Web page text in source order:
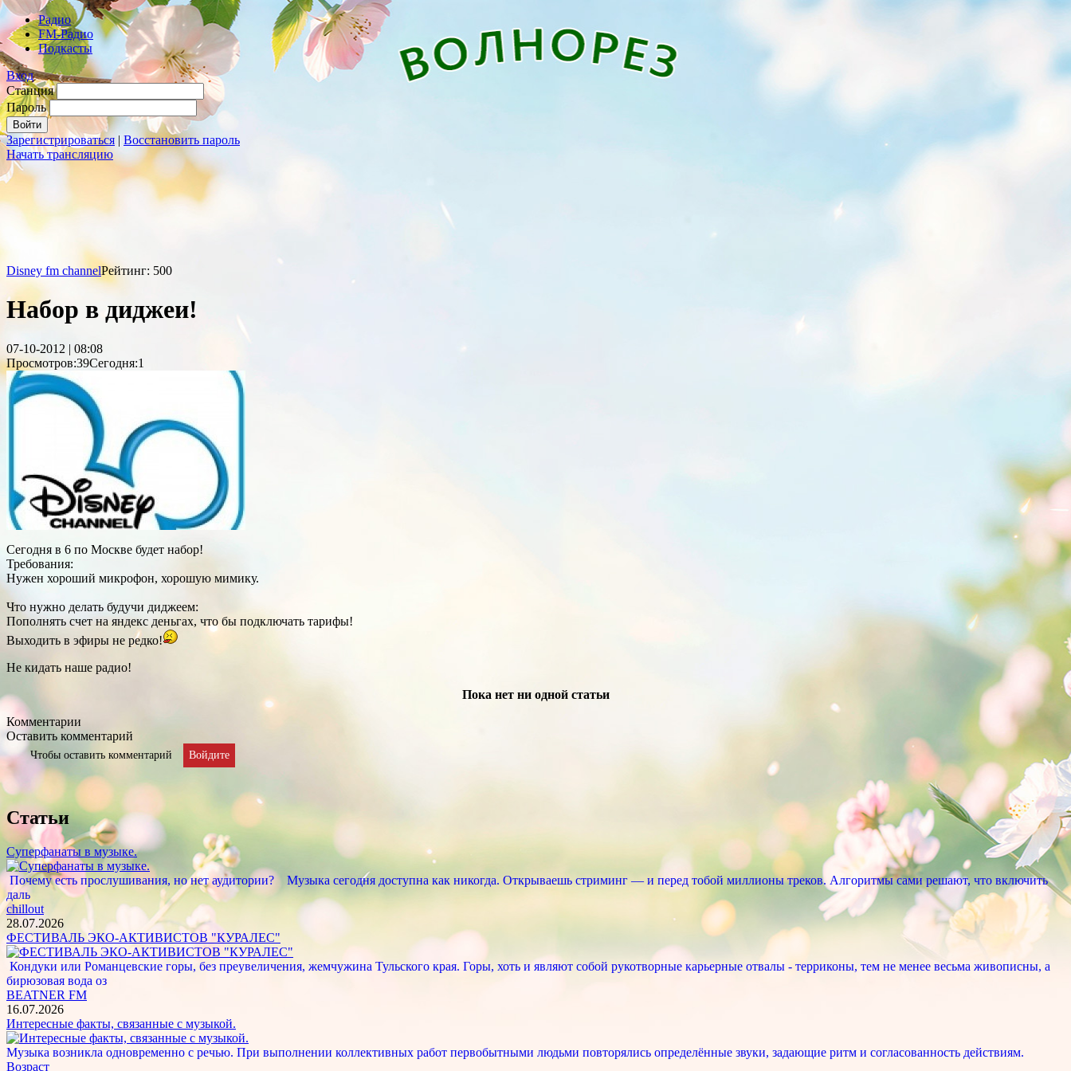
Радио
FM-Радио
Подкасты
Вход
Станция
Пароль
Зарегистрироваться | Восстановить пароль
Начать трансляцию
Disney fm channelРейтинг: 500
Набор в диджеи!
07-10-2012 | 08:08
Просмотров:39Сегодня:1
Сегодня в 6 по Москве будет набор!
Требования:
Нужен хороший микрофон, хорошую мимику.
Что нужно делать будучи диджеем:
Пополнять счет на яндекс деньгах, что бы подключать тарифы!
Выходить в эфиры не редко!
Не кидать наше радио!
Пока нет ни одной статьи
Комментарии
Оставить комментарий
Чтобы оставить комментарий Войдите
Статьи
Суперфанаты в музыке.
Почему есть прослушивания, но нет аудитории? Музыка сегодня доступна как никогда. Открываешь стриминг — и перед тобой миллионы треков. Алгоритмы сами решают, что включить
даль
chillout
28.07.2026
ФЕСТИВАЛЬ ЭКО-АКТИВИСТОВ "КУРАЛЕС"
Кондуки или Романцевские горы, без преувеличения, жемчужина Тульского края. Горы, хоть и являют собой рукотворные карьерные отвалы - терриконы, тем не менее весьма живописны, а
бирюзовая вода оз
BEATNER FM
16.07.2026
Интересные факты, связанные с музыкой.
Музыка возникла одновременно с речью. При выполнении коллективных работ первобытными людьми повторялись определённые звуки, задающие ритм и согласованность действиям.
Возраст